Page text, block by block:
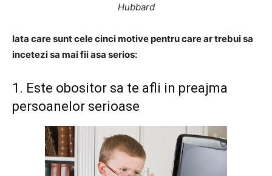
Hubbard
Iata care sunt cele cinci motive pentru care ar trebui sa
incetezi sa mai fii asa serios:
1. Este obositor sa te afli in preajma
persoanelor serioase